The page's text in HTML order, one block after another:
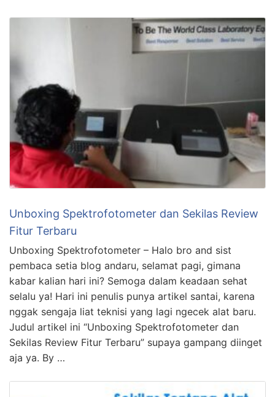
Unboxing Spektrofotometer dan Sekilas Review
Fitur Terbaru
Unboxing Spektrofotometer – Halo bro and sist
pembaca setia blog andaru, selamat pagi, gimana
kabar kalian hari ini? Semoga dalam keadaan sehat
selalu ya! Hari ini penulis punya artikel santai, karena
nggak sengaja liat teknisi yang lagi ngecek alat baru.
Judul artikel ini “Unboxing Spektrofotometer dan
Sekilas Review Fitur Terbaru” supaya gampang diinget
aja ya. By …